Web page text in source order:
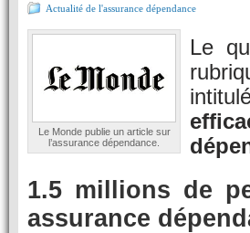
Actualité de l'assurance dépendance
Le Monde publie un article sur
l’assurance dépendance.
Le
1.5 millions de
assurance